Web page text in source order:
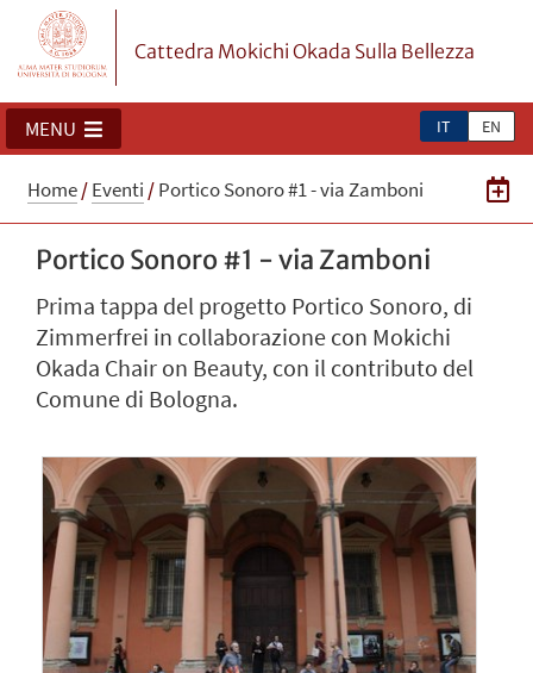
Cattedra Mokichi Okada Sulla Bellezza
IT EN
MENU
Home/Eventi /Portico Sonoro #1 - via Zamboni
Portico Sonoro #1 - via Zamboni
Prima tappa del progetto Portico Sonoro, di
Zimmerfrei in collaborazione con Mokichi
Okada Chair on Beauty, con il contributo del
Comune di Bologna.